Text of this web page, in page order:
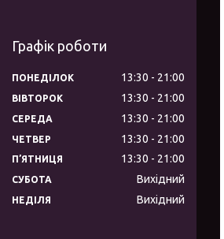
Графік роботи
ПОНЕДІЛОК 13:30 21:00
ВІВТОРОК 13:30 21:00
СЕРЕДА 13:30 21:00
ЧЕТВЕР 13:30 21:00
ПʼЯТНИЦЯ 13:30 21:00
СУБОТА Вихідний
НЕДІЛЯ Вихідний